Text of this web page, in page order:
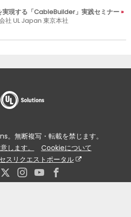
実現する「CableBuilder」実践セミナー
社 UL Japan 東京本社
。無断複写・転載を禁じます。
します。
Cookieについて
スリクエストポータル